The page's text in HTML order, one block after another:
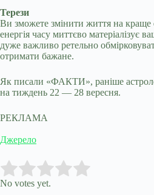
Терези
Ви зможете змінити життя на
енергія часу миттєво матеріалізує
дуже важливо ретельно
отримати бажане.
Як писали «ФАКТИ», раніше
на тиждень 22 — 28 вересня.
РЕКЛАМА
Джерело
Rate this item:
No votes yet.